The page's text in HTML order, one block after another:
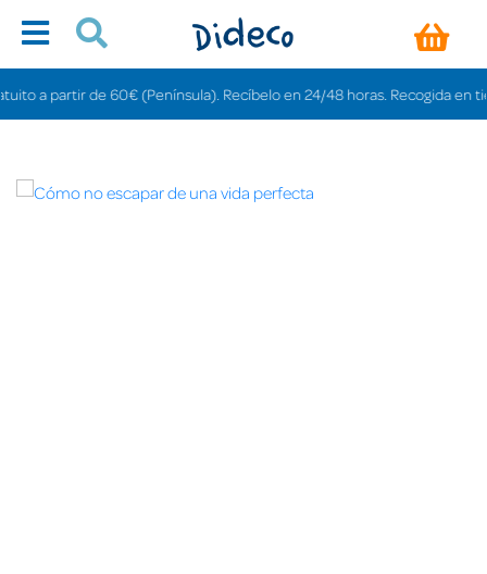
a partir de 60€ (Península). Recíbelo en 24/48 horas. Recogida en